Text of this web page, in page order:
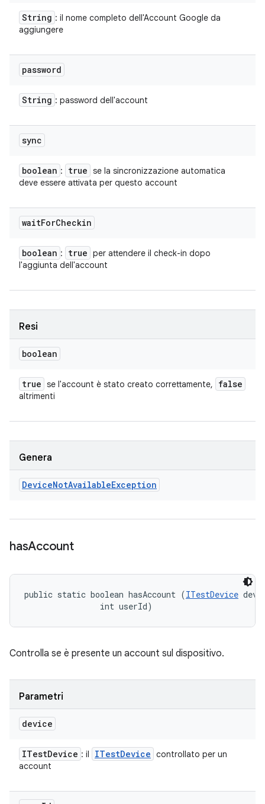
String : il nome completo dell'Account Google da
aggiungere
password
String : password dell'account
sync
boolean : true se la sincronizzazione automatica
deve essere attivata per questo account
waitForCheckin
boolean : true per attendere il check-in dopo
l'aggiunta dell'account
Resi
boolean
true se l'account è stato creato correttamente, false
altrimenti
Genera
DeviceNotAvailableException
hasAccount
public static boolean hasAccount (ITestDevice
                int userId)
Controlla se è presente un account sul dispositivo.
Parametri
device
ITestDevice : il ITestDevice controllato per un
account